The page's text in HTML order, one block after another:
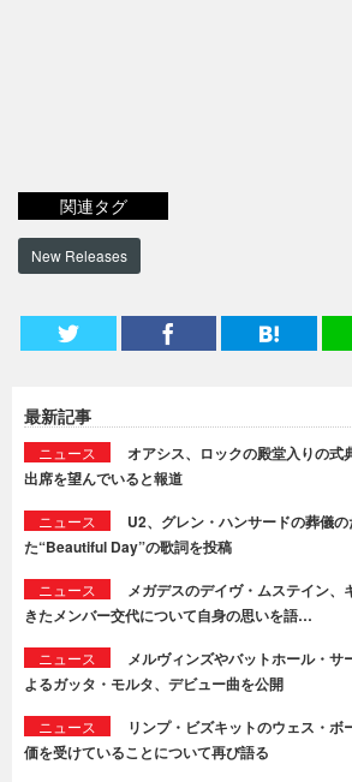
関連タグ
New Releases
最新記事
ニュース
オアシス、ロックの殿堂入りの式
出席を望んでいると報道
ニュース
U2、グレン・ハンサードの葬儀
た“Beautiful Day”の歌詞を投稿
ニュース
メガデスのデイヴ・ムステイン、
きたメンバー交代について自身の思いを語…
ニュース
メルヴィンズやバットホール・サ
よるガッタ・モルタ、デビュー曲を公開
ニュース
リンプ・ビズキットのウェス・ボ
価を受けていることについて再び語る